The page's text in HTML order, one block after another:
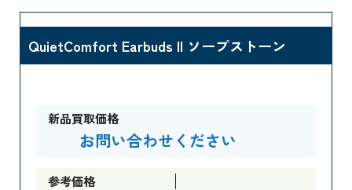
QuietComfort Earbuds II ソープストーン
新品買取価格
お問い合わせください
参考価格